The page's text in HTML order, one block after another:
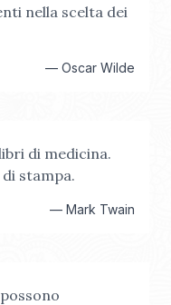
nella scelta dei
— Oscar Wilde
di medicina.
stampa.
— Mark Twain